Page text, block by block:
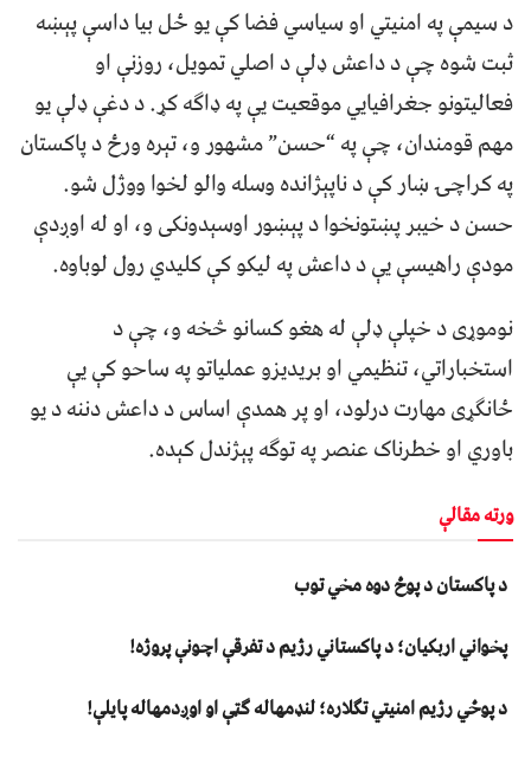
د سیمې په امنیتي او سیاسي فضا کې یو ځل بیا داسې پېښه
ثبت شوه چې د داعش ډلې د اصلي تمویل، روزنې او
فعالیتونو جغرافیایي موقعیت يې په ډاګه کړ. د دغې ډلې یو
مهم قومندان، چې په “حسن” مشهور و، تېره ورځ د پاکستان
په کراچۍ ښار کې د ناپېژانده وسله‌ والو لخوا ووژل شو.
حسن د خیبر پښتونخوا د پېښور اوسېدونکی و، او له اوږدې
مودې راهیسې یې د داعش په لیکو کې کلیدي رول لوباوه.
نوموړی د خپلې ډلې له هغو کسانو څخه و، چې د
استخباراتي، تنظیمي او بریدیزو عملیاتو په ساحو کې یې
ځانګړی مهارت درلود، او پر همدې اساس د داعش دننه د یو
باوري او خطرناک عنصر په توګه پېژندل کېده.
ورته مقالې
د پاکستان د پوځ دوه مخي توب
پخواني اربکیان؛ د پاکستاني رژیم د تفرقې اچونې پروژه!
د پوځي رژیم امنیتي تګلاره؛ لنډمهاله ګټې او اوږدمهاله پایلې!